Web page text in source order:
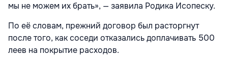
мы не можем их брать», — заявила Родика Исопеску.
По её словам, прежний договор был расторгнут
после того, как соседи отказались доплачивать 500
леев на покрытие расходов.